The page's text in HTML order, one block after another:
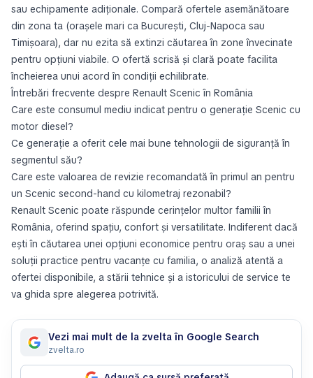
sau echipamente adiționale. Compară ofertele asemănătoare
din zona ta (orașele mari ca București, Cluj-Napoca sau
Timișoara), dar nu ezita să extinzi căutarea în zone învecinate
pentru opțiuni viabile. O ofertă scrisă și clară poate facilita
încheierea unui acord în condiții echilibrate.
Întrebări frecvente despre Renault Scenic în România
Care este consumul mediu indicat pentru o generație Scenic cu
motor diesel?
Ce generație a oferit cele mai bune tehnologii de siguranță în
segmentul său?
Care este valoarea de revizie recomandată în primul an pentru
un Scenic second-hand cu kilometraj rezonabil?
Renault Scenic poate răspunde cerințelor multor familii în
România, oferind spațiu, confort și versatilitate. Indiferent dacă
ești în căutarea unei opțiuni economice pentru oraș sau a unei
soluții practice pentru vacanțe cu familia, o analiză atentă a
ofertei disponibile, a stării tehnice și a istoricului de service te
va ghida spre alegerea potrivită.
Vezi mai mult de la zvelta în Google Search
zvelta.ro